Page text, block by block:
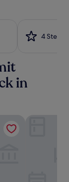
4 Sterne
in
AmericInn